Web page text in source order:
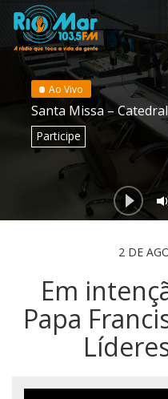
Ao Vivo
Santa Missa –
Participe
2 DE
Em
Papa